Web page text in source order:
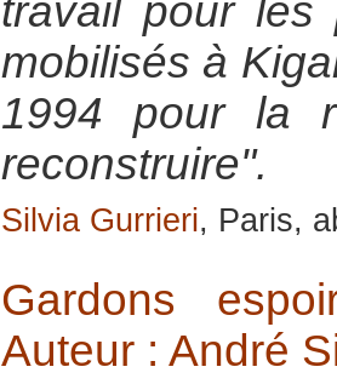
travail pour les
mobilisés à
1994 pour la
reconstruire".
Silvia Gurrieri, Paris,
Gardons
Auteur : André